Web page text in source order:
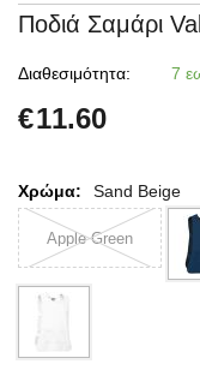
Ποδιά Σαμάρι
Διαθεσιμότητα: 7
€11.60
Χρώμα: Sand Beige
Apple Green